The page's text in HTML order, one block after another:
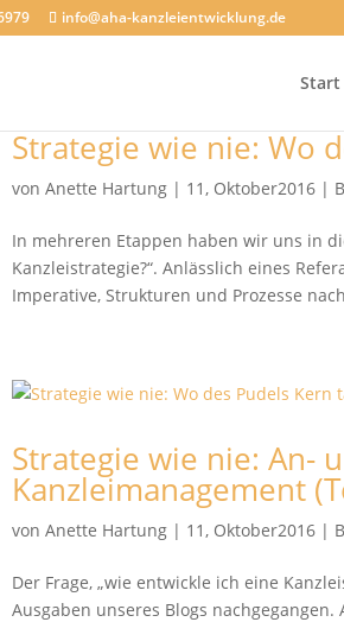
info@aha-kanzleientwicklung.de
Start
Strategie wie nie: Wo
vonAnette Hartung | 11, Oktober2016 |
In mehreren Etappen haben wir uns in
Kanzleistrategie?“. Anlässlich eines
Imperative, Strukturen und Prozesse
Strategie wie nie: An-
Kanzleimanagement
vonAnette Hartung | 11, Oktober2016 |
Der Frage, „wie entwickle ich eine
Ausgaben unseres Blogs